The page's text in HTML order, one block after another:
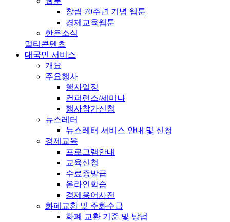
창립 70주년 기념 웹툰
경제교육웹툰
한은소식
멀티콘텐츠
대국민 서비스
개요
주요행사
행사일정
컨퍼런스/세미나
행사참가신청
뉴스레터
뉴스레터 서비스 안내 및 신청
경제교육
프로그램안내
교육신청
수료증발급
온라인학습
경제용어사전
화폐교환 및 주화수급
화폐 교환 기준 및 방법